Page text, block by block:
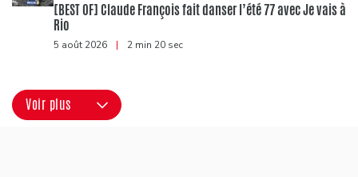
[BEST OF] Claude François fait danser l’été 77 avec Je vais à
Rio
5 août 2026 | 2 min 20 sec
Voir plus